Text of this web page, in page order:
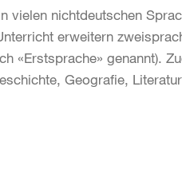
vielen nichtdeutschen
erweitern
«Erstsprache» genannt).
Geografie,